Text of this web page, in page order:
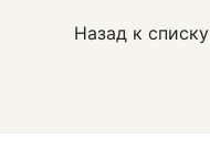
Назад к списку